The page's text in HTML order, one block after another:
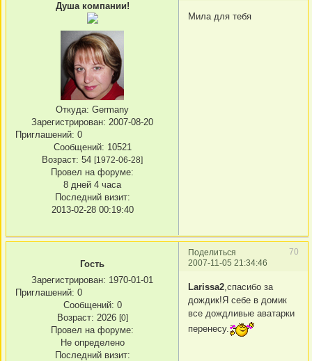
Душа компании!
Откуда: Germany
Зарегистрирован: 2007-08-20
Приглашений: 0
Сообщений: 10521
Возраст: 54 [1972-06-28]
Провел на форуме:
8 дней 4 часа
Последний визит:
2013-02-28 00:19:40
Мила для тебя
Поделиться
70
2007-11-05 21:34:46
Гость
Зарегистрирован: 1970-01-01
Приглашений: 0
Сообщений: 0
Возраст: 2026 [0]
Провел на форуме:
Не определено
Последний визит:
Larissa2,спасибо за
дождик!Я себе в домик
все дождливые аватарки
перенесу.